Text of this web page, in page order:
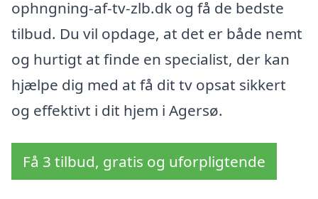
ophngning-af-tv-zlb.dk og få de bedste
tilbud. Du vil opdage, at det er både nemt
og hurtigt at finde en specialist, der kan
hjælpe dig med at få dit tv opsat sikkert
og effektivt i dit hjem i Agersø.
Få 3 tilbud, gratis og uforpligtende